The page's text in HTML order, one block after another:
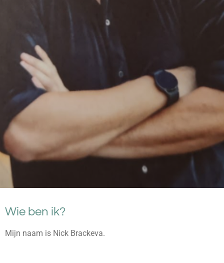
Wie ben ik?
Mijn naam is Nick Brackeva.